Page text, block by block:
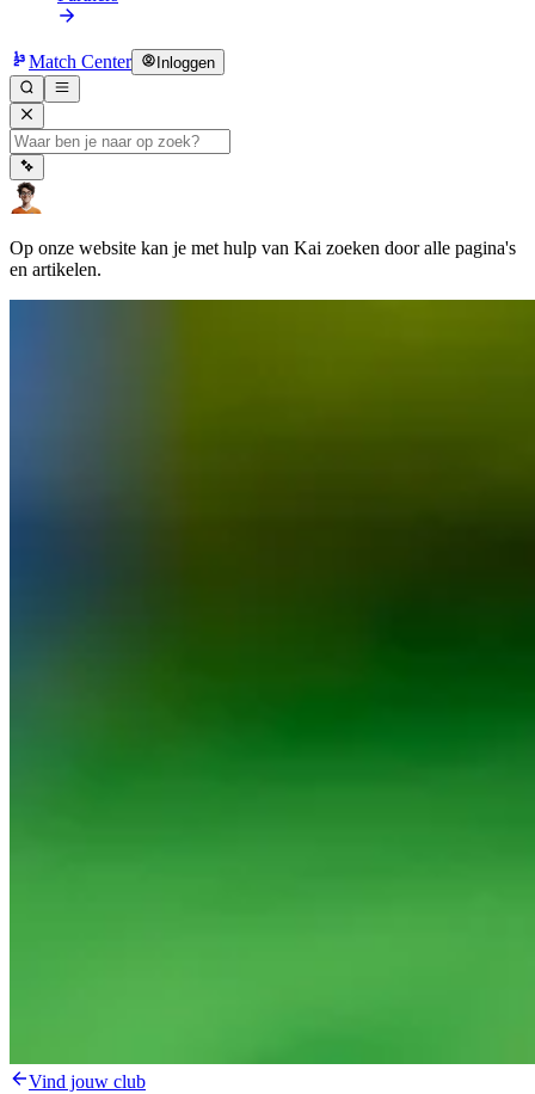
Match Center Inloggen
Op onze website kan je met hulp van Kai zoeken door alle pagina's
en artikelen.
Vind jouw club